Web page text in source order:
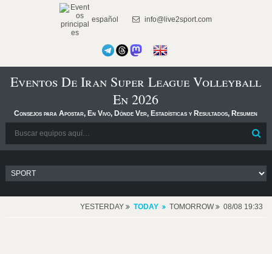
español info@live2sport.com
Eventos De Iran Super League Volleyball
En 2026
Consejos para Apostar, En Vivo, Dónde Ver, Estadísticas y Resultados, Resumen
YESTERDAY TODAY TOMORROW 08/08 19:33